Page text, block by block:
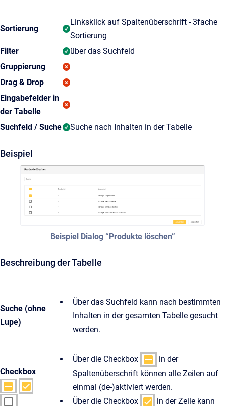
Sortierung
Linksklick auf Spaltenüberschrift - 3fache
Sortierung
Filter
über das Suchfeld
Gruppierung
Drag & Drop
Eingabefelder in
der Tabelle
Suchfeld / Suche
Suche nach Inhalten in der Tabelle
Beispiel
Beispiel Dialog “Produkte löschen”
Beschreibung der Tabelle
Suche (ohne
Lupe)
Über das Suchfeld kann nach bestimmten
Inhalten in der gesamten Tabelle gesucht
werden.
Checkbox
Über die Checkbox
in der
Spaltenüberschrift können alle Zeilen auf
einmal (de-)aktiviert werden.
Über die Checkbox
in der Zeile kann